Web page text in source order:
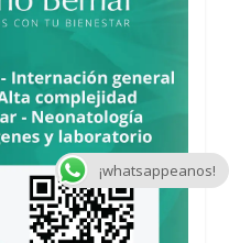
¡whatsappeanos!